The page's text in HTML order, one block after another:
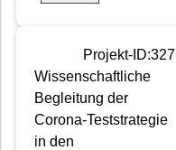
Projekt-ID:327
Wissenschaftliche
Begleitung der
Corona-Teststrategie
in den